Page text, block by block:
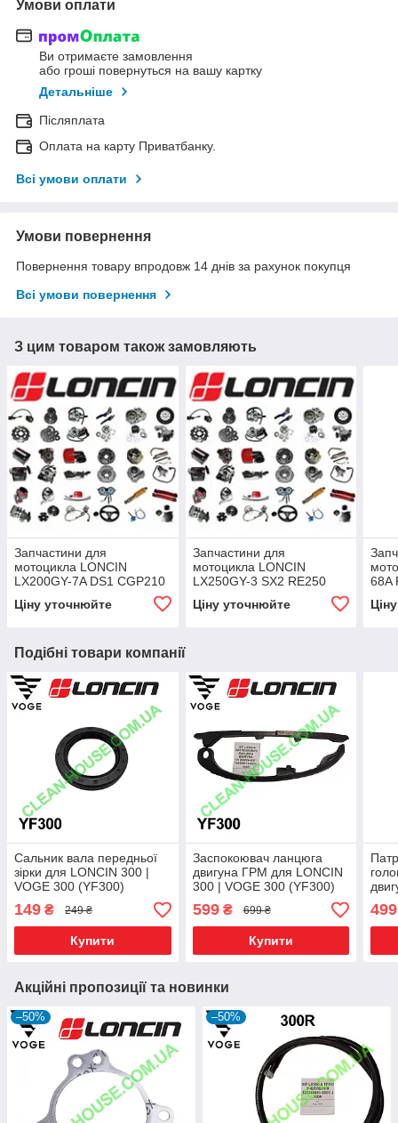
Умови оплати
Ви отримаєте замовлення
або гроші повернуться на вашу картку
Детальніше
Післяплата
Оплата на карту Приватбанку.
Всі умови оплати
Умови повернення
Повернення товару впродовж 14 днів за рахунок покупця
Всі умови повернення
З цим товаром також замовляють
Запчастини для
мотоцикла LONCIN
LX200GY-7A DS1 CGP210
Ціну уточнюйте
Запчастини для
мотоцикла LONCIN
LX250GY-3 SX2 RE250
Ціну уточнюйте
68A
Подібні товари компанії
Сальник вала передньої
зірки для LONCIN 300 |
VOGE 300 (YF300)
Оригінал
149 ₴ 249 ₴
Купити
Заспокоювач ланцюга
двигуна ГРМ для LONCIN
300 | VOGE 300 (YF300)
Набір - 2 шт. Оригінал
599₴ 699 ₴
Купити
300
499
Акційні пропозиції та новинки
–50% –50%